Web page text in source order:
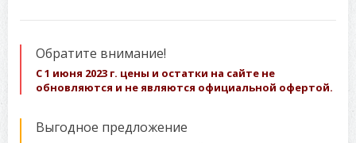
Обратите внимание!
С 1 июня 2023 г. цены и остатки на сайте не
обновляются и не являются официальной офертой.
Выгодное предложение